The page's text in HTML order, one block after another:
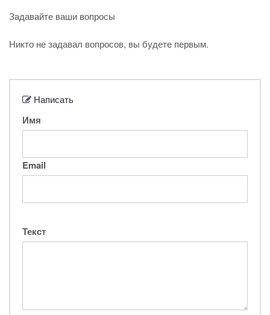
Задавайте ваши вопросы
Никто не задавал вопросов, вы будете первым.
Написать
Имя
Email
Текст